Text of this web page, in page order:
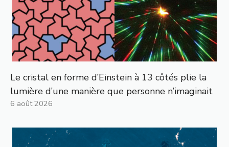
Le cristal en forme d’Einstein à 13 côtés plie la
lumière d’une manière que personne n’imaginait
6 août 2026